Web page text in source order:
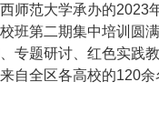
师范大学承办的2023
班第二期集中培训圆
专题研讨、红色实践
自全区各高校的120